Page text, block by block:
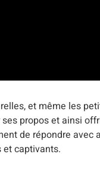
et même les
propos et ainsi
de répondre
et captivants.